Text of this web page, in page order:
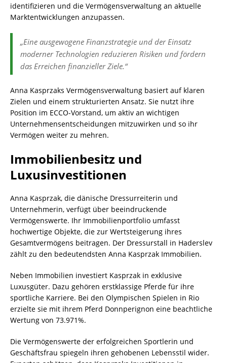
identifizieren und die Vermögensverwaltung an aktuelle
Marktentwicklungen anzupassen.
„Eine ausgewogene Finanzstrategie und der Einsatz
moderner Technologien reduzieren Risiken und fördern
das Erreichen finanzieller Ziele.“
Anna Kasprzaks Vermögensverwaltung basiert auf klaren
Zielen und einem strukturierten Ansatz. Sie nutzt ihre
Position im ECCO-Vorstand, um aktiv an wichtigen
Unternehmensentscheidungen mitzuwirken und so ihr
Vermögen weiter zu mehren.
Immobilienbesitz und
Luxusinvestitionen
Anna Kasprzak, die dänische Dressurreiterin und
Unternehmerin, verfügt über beeindruckende
Vermögenswerte. Ihr Immobilienportfolio umfasst
hochwertige Objekte, die zur Wertsteigerung ihres
Gesamtvermögens beitragen. Der Dressurstall in Haderslev
zählt zu den bedeutendsten Anna Kasprzak Immobilien.
Neben Immobilien investiert Kasprzak in exklusive
Luxusgüter. Dazu gehören erstklassige Pferde für ihre
sportliche Karriere. Bei den Olympischen Spielen in Rio
erzielte sie mit ihrem Pferd Donnperignon eine beachtliche
Wertung von 73.971%.
Die Vermögenswerte der erfolgreichen Sportlerin und
Geschäftsfrau spiegeln ihren gehobenen Lebensstil wider.